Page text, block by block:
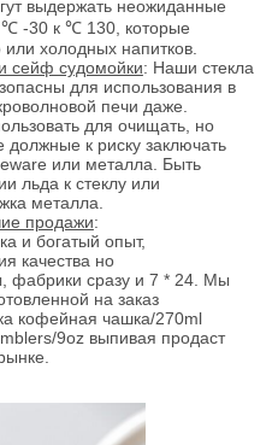
выдержать неожиданные
℃ -30 к ℃ 130, которые
холодных напитков.
сейф судомойки: Наши стекла
для использования в
печи даже.
для очищать, но
к риску заключать
или металла. Быть
льда к стеклу или
металла.
продажи:
и богатый опыт,
качества но
фабрики сразу и 7 * 24. Мы
на заказ
кофейная чашка/270ml
9oz выпивая продаст